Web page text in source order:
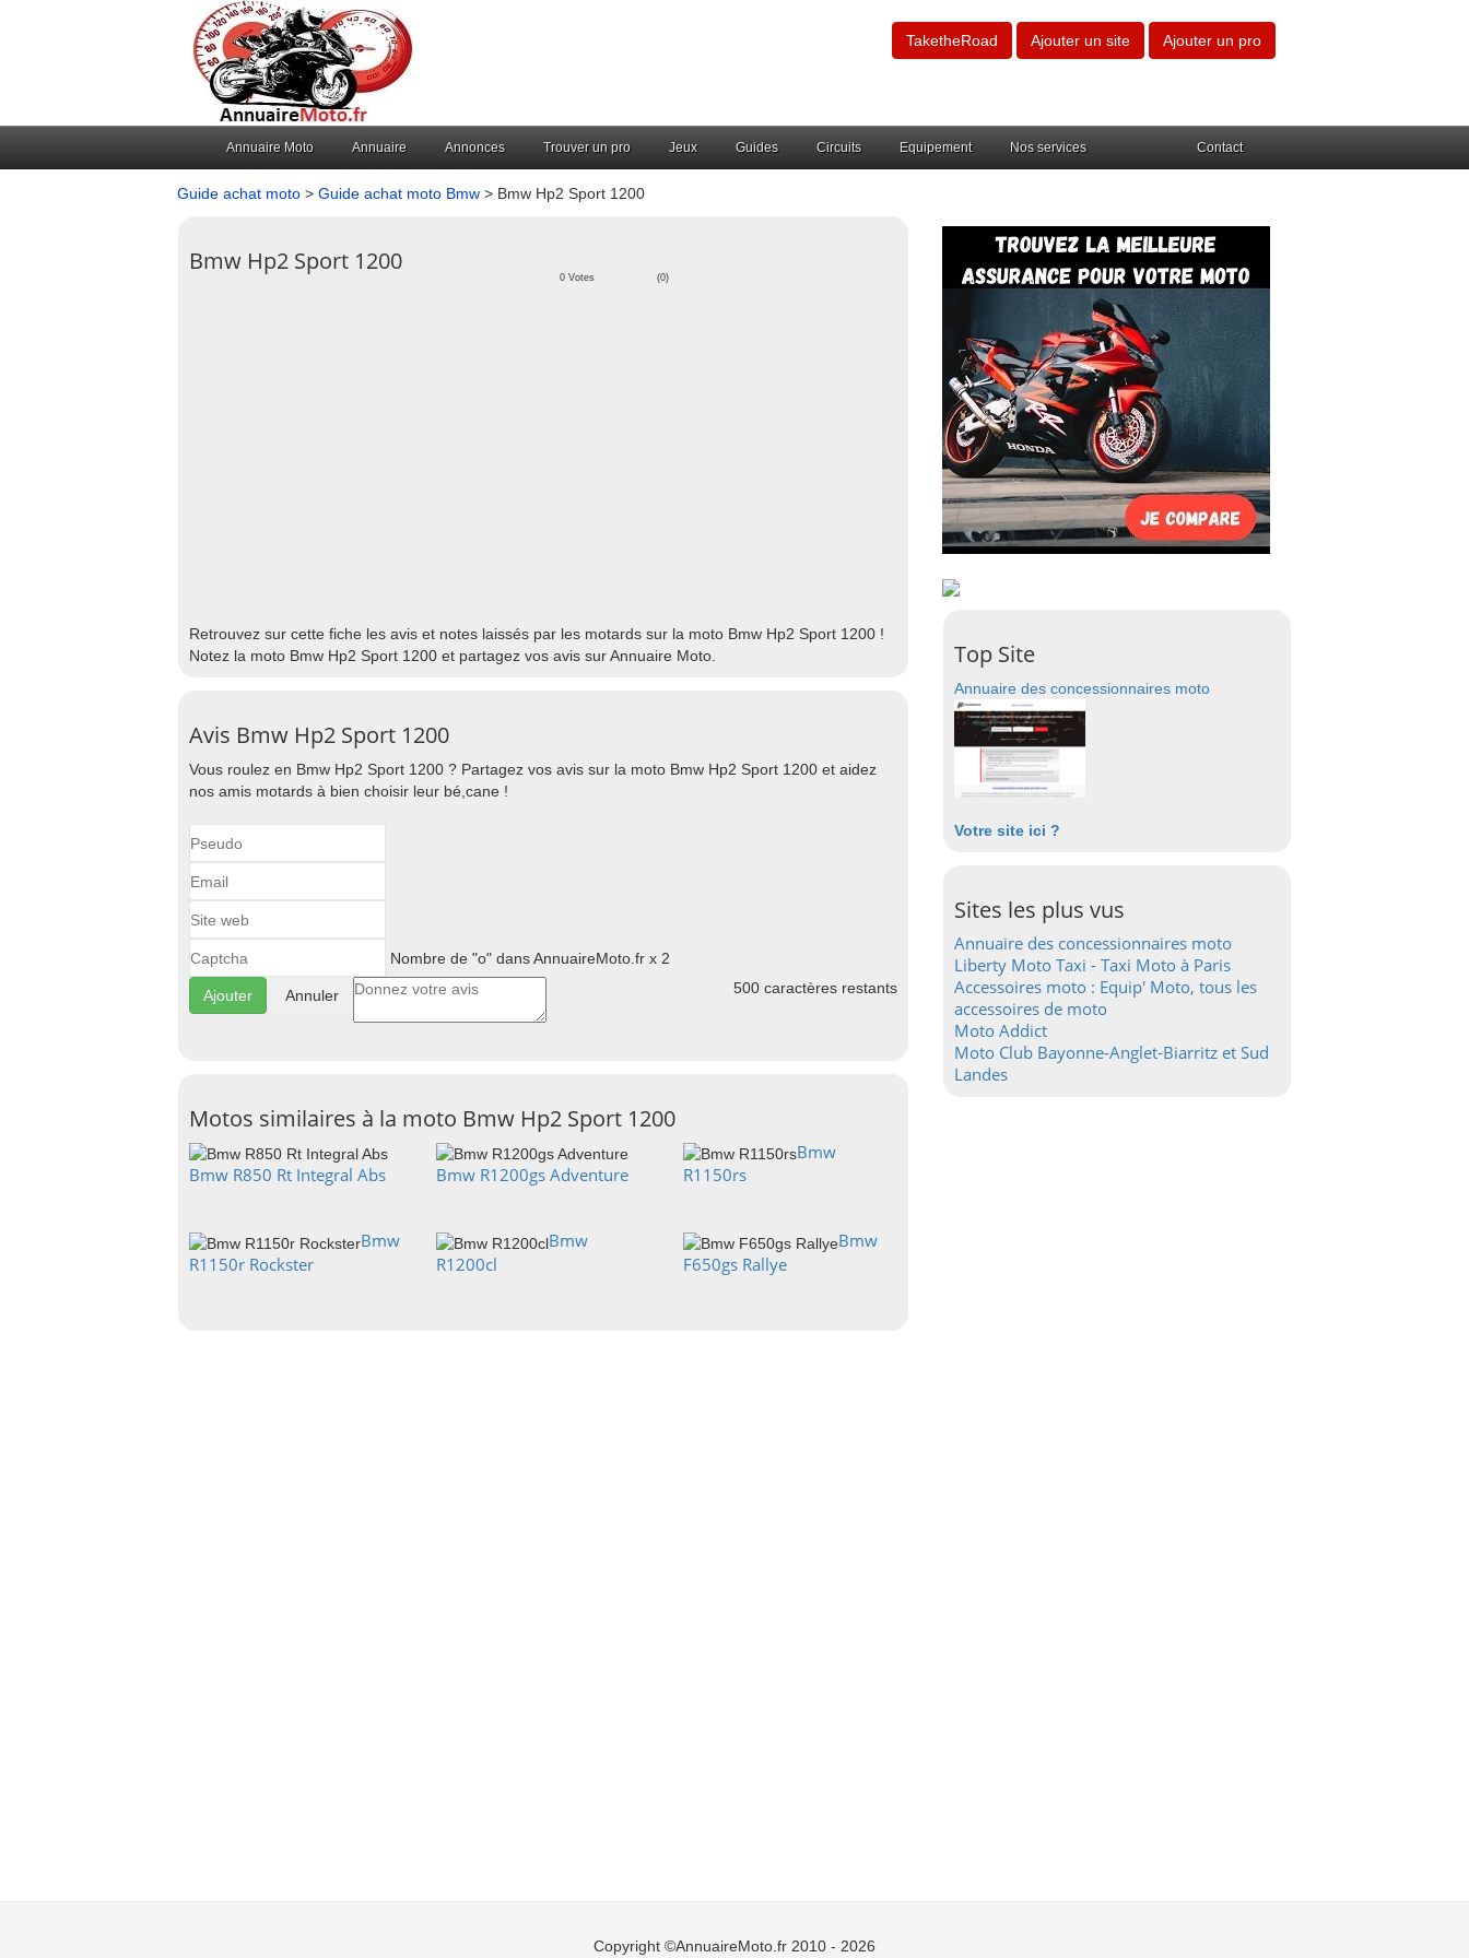
TaketheRoad Ajouter un site Ajouter un pro
Annuaire Moto Annuaire Annonces Trouver un pro Jeux Guides Circuits Equipement Nos services Contact
Guide achat moto > Guide achat moto Bmw > Bmw Hp2 Sport 1200
Bmw Hp2 Sport 1200
0 Votes (0)
Retrouvez sur cette fiche les avis et notes laissés par les motards sur la moto Bmw Hp2 Sport 1200 !
Notez la moto Bmw Hp2 Sport 1200 et partagez vos avis sur Annuaire Moto.
Avis Bmw Hp2 Sport 1200
Vous roulez en Bmw Hp2 Sport 1200 ? Partagez vos avis sur la moto Bmw Hp2 Sport 1200 et aidez
nos amis motards à bien choisir leur bé,cane !
Nombre de "o" dans AnnuaireMoto.fr x 2
Annuler 500 caractères restants
Motos similaires à la moto Bmw Hp2 Sport 1200
Bmw R850 Rt Integral Abs Bmw R1200gs Adventure
Bmw
R1150rs
Bmw
R1150r Rockster
Bmw
R1200cl
Bmw
F650gs Rallye
Top Site
Annuaire des concessionnaires moto
Votre site ici ?
Sites les plus vus
Annuaire des concessionnaires moto
Liberty Moto Taxi - Taxi Moto à Paris
Accessoires moto : Equip' Moto, tous les
accessoires de moto
Moto Addict
Moto Club Bayonne-Anglet-Biarritz et Sud
Landes
Copyright ©AnnuaireMoto.fr 2010 - 2026